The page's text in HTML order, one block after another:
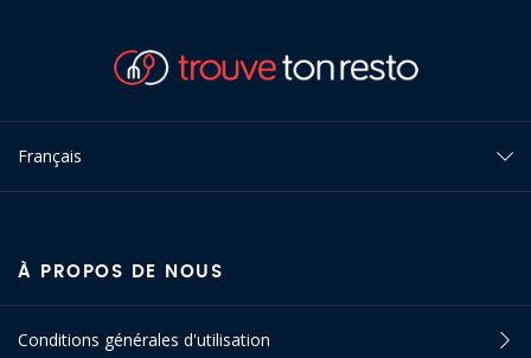
Français
À PROPOS DE NOUS
Conditions générales d'utilisation